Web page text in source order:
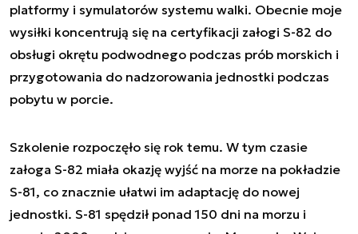
platformy i symulatorów systemu walki. Obecnie moje
wysiłki koncentrują się na certyfikacji załogi S-82 do
obsługi okrętu podwodnego podczas prób morskich i
przygotowania do nadzorowania jednostki podczas
pobytu w porcie.
Szkolenie rozpoczęło się rok temu. W tym czasie
załoga S-82 miała okazję wyjść na morze na pokładzie
S-81, co znacznie ułatwi im adaptację do nowej
jednostki. S-81 spędził ponad 150 dni na morzu i